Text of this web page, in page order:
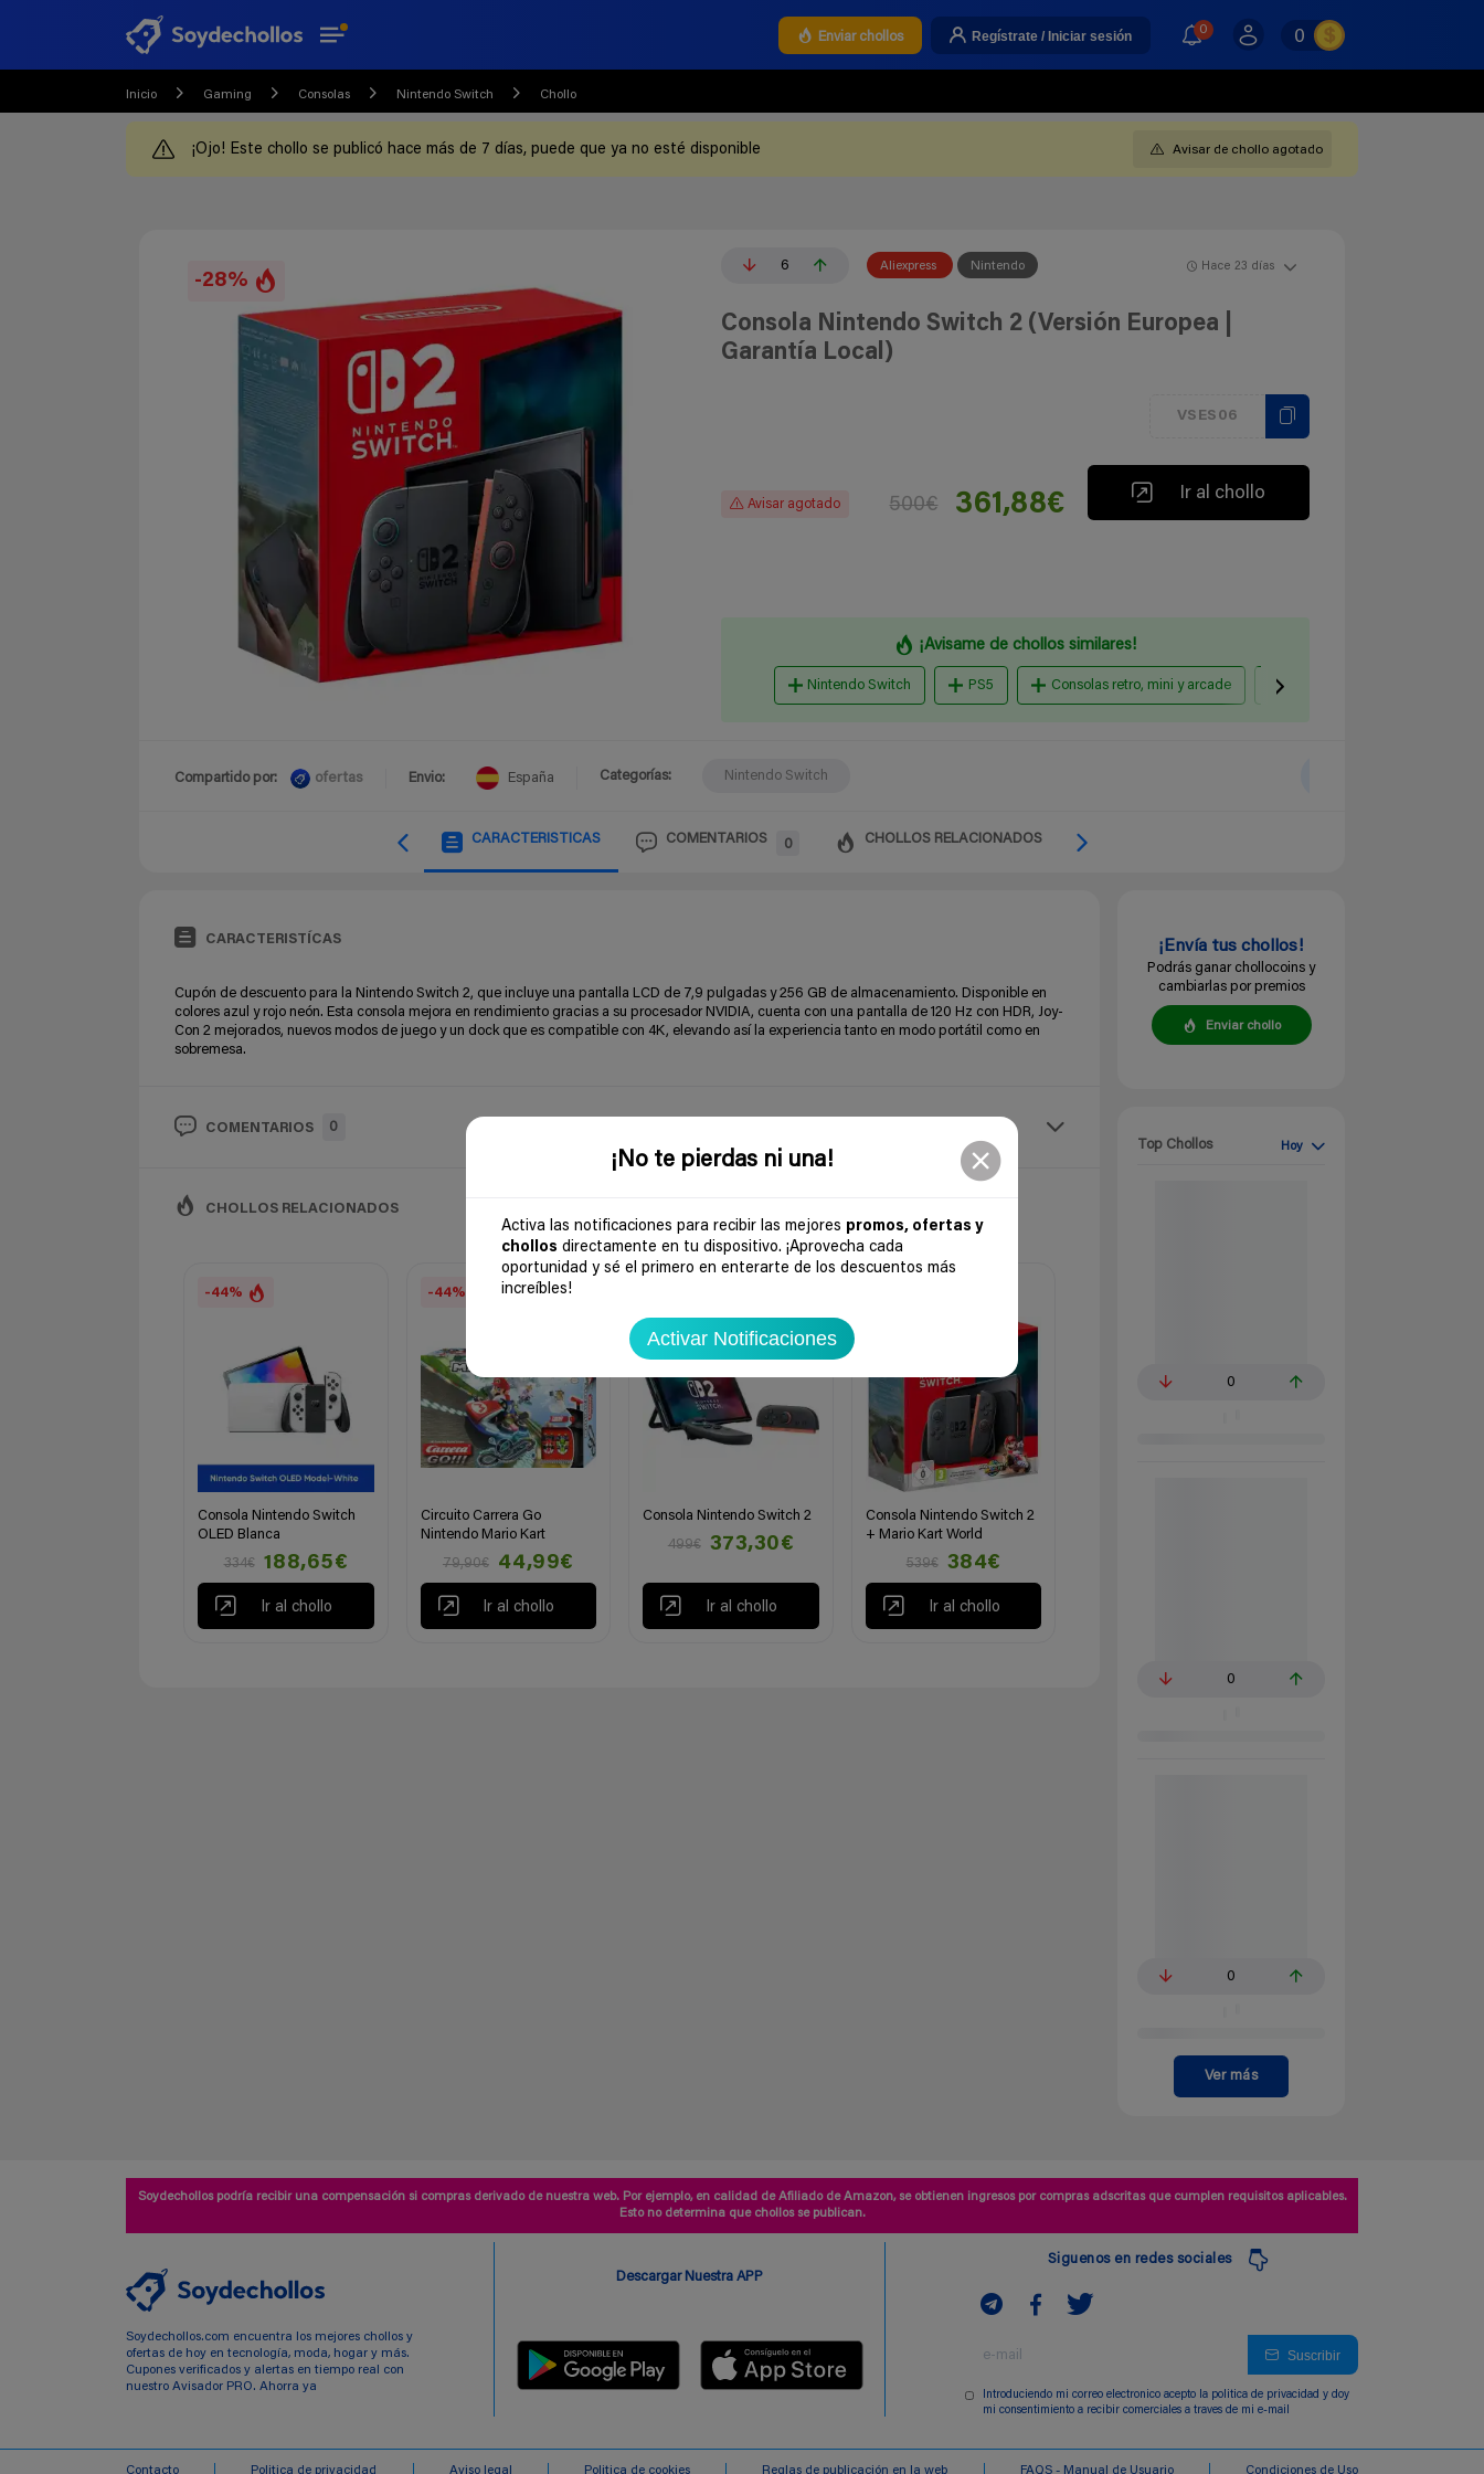
¡No te pierdas ni una!
Activa las notificaciones para recibir las mejores promos, ofertas y
chollos directamente en tu dispositivo. ¡Aprovecha cada
oportunidad y sé el primero en enterarte de los descuentos más
increíbles!
Activar Notificaciones
Enviar chollos Regístrate / Iniciar sesión 0 0
Inicio Gaming Consolas Nintendo Switch Chollo
¡Ojo! Este chollo se publicó hace más de 7 días, puede que ya no esté disponible Avisar de chollo agotado
-28%
6 Aliexpress Nintendo Hace 23 días
Consola Nintendo Switch 2 (Versión Europea |
Garantía Local)
VSES06
Avisar agotado 500€ 361,88€ Ir al chollo
¡Avisame de chollos similares!
Nintendo Switch PS5 Consolas retro, mini y arcade
Compartido por: ofertas Envio: España Categorías: Nintendo Switch
CARACTERISTICAS COMENTARIOS 0 CHOLLOS RELACIONADOS
CARACTERISTÍCAS
Cupón de descuento para la Nintendo Switch 2, que incluye una pantalla LCD de 7,9 pulgadas y 256 GB de almacenamiento. Disponible en
colores azul y rojo neón. Esta consola mejora en rendimiento gracias a su procesador NVIDIA, cuenta con una pantalla de 120 Hz con HDR, Joy-
Con 2 mejorados, nuevos modos de juego y un dock que es compatible con 4K, elevando así la experiencia tanto en modo portátil como en
sobremesa.
COMENTARIOS 0
CHOLLOS RELACIONADOS
-44%
Consola Nintendo Switch
OLED Blanca
334€
188,65€
Ir al chollo
-44%
Circuito Carrera Go
Nintendo Mario Kart
79,90€
44,99€
Ir al chollo
Consola Nintendo Switch 2
499€
373,30€
Ir al chollo
Consola Nintendo Switch 2
+ Mario Kart World
539€
384€
Ir al chollo
¡Envía tus chollos!
Podrás ganar chollocoins y
cambiarlas por premios
Enviar chollo
Top Chollos Hoy
0
0
0
Ver más
Soydechollos podría recibir una compensación si compras derivado de nuestra web. Por ejemplo, en calidad de Afiliado de Amazon, se obtienen ingresos por compras adscritas que cumplen requisitos aplicables.
Esto no determina que chollos se publican.
Soydechollos.com encuentra los mejores chollos y
ofertas de hoy en tecnología, moda, hogar y más.
Cupones verificados y alertas en tiempo real con
nuestro Avisador PRO. Ahorra ya
Descargar Nuestra APP
Siguenos en redes sociales
Suscribir
Introduciendo mi correo electronico acepto la politica de privacidad y doy
mi consentimiento a recibir comerciales a traves de mi e-mail
Contacto Politica de privacidad Aviso legal Politica de cookies Reglas de publicación en la web FAQS - Manual de Usuario Condiciones de Uso